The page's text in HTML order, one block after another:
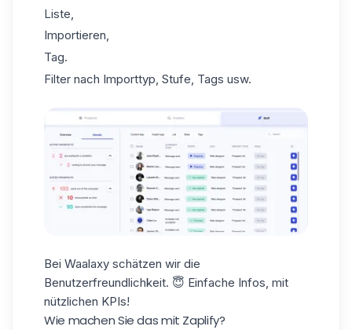
Liste,
Importieren,
Tag.
Filter nach Importtyp, Stufe, Tags usw.
Bei Waalaxy schätzen wir die
Benutzerfreundlichkeit. 😇 Einfache Infos, mit
nützlichen KPIs!
Wie machen Sie das mit Zaplify?